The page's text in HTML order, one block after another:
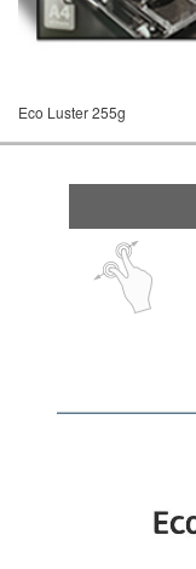
Eco Luster 255g